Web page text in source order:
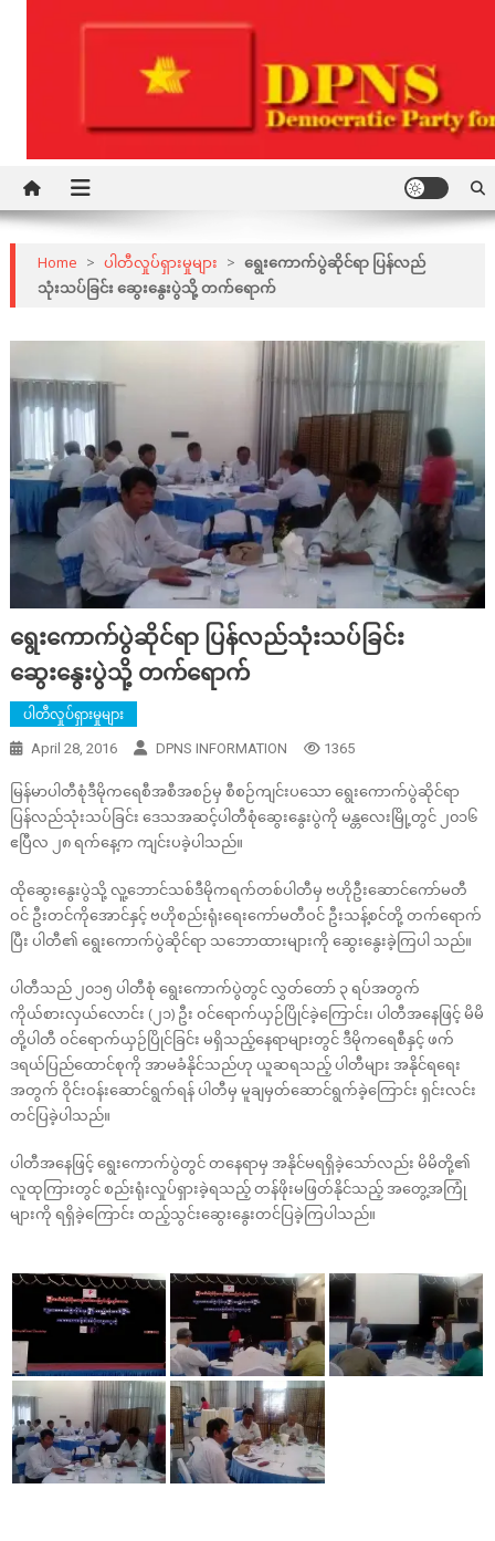
DPNS
Home > ပါတီလှုပ်ရှားမှုများ > ရွေးကောက်ပွဲဆိုင်ရာ ပြန်လည်
သုံးသပ်ခြင်း ဆွေးနွေးပွဲသို့ တက်ရောက်
ရွေးကောက်ပွဲဆိုင်ရာ ပြန်လည်သုံးသပ်ခြင်း
ဆွေးနွေးပွဲသို့ တက်ရောက်
ပါတီလှုပ်ရှားမှုများ
April 28, 2016 DPNS INFORMATION 1365
မြန်မာပါတီစုံဒီမိုကရေစီအစီအစဉ်မှ စီစဉ်ကျင်းပသော ရွေးကောက်ပွဲဆိုင်ရာ
ပြန်လည်သုံးသပ်ခြင်း ဒေသအဆင့်ပါတီစုံဆွေးနွေးပွဲကို မန္တလေးမြို့တွင် ၂၀၁၆
ဧပြီလ ၂၈ ရက်နေ့က ကျင်းပခဲ့ပါသည်။
ထိုဆွေးနွေးပွဲသို့ လူ့ဘောင်သစ်ဒီမိုကရက်တစ်ပါတီမှ ဗဟိုဦးဆောင်ကော်မတီ
ဝင် ဦးတင်ကိုအောင်နှင့် ဗဟိုစည်းရုံးရေးကော်မတီဝင် ဦးသန့်စင်တို့ တက်ရောက်
ပြီး ပါတီ၏ ရွေးကောက်ပွဲဆိုင်ရာ သဘောထားများကို ဆွေးနွေးခဲ့ကြပါ သည်။
ပါတီသည် ၂၀၁၅ ပါတီစုံ ရွေးကောက်ပွဲတွင် လွှတ်တော် ၃ ရပ်အတွက်
ကိုယ်စားလှယ်လောင်း (၂၁) ဦး ဝင်ရောက်ယှဉ်ပြိုင်ခဲ့ကြောင်း၊ ပါတီအနေဖြင့် မိမိ
တို့ပါတီ ဝင်ရောက်ယှဉ်ပြိုင်ခြင်း မရှိသည့်နေရာများတွင် ဒီမိုကရေစီနှင့် ဖက်
ဒရယ်ပြည်ထောင်စုကို အာမခံနိုင်သည်ဟု ယူဆရသည့် ပါတီများ အနိုင်ရရေး
အတွက် ဝိုင်းဝန်းဆောင်ရွက်ရန် ပါတီမှ မူချမှတ်ဆောင်ရွက်ခဲ့ကြောင်း ရှင်းလင်း
တင်ပြခဲ့ပါသည်။
ပါတီအနေဖြင့် ရွေးကောက်ပွဲတွင် တနေရာမှ အနိုင်မရရှိခဲ့သော်လည်း မိမိတို့၏
လူထုကြားတွင် စည်းရုံးလှုပ်ရှားခဲ့ရသည့် တန်ဖိုးမဖြတ်နိုင်သည့် အတွေ့အကြုံ
များကို ရရှိခဲ့ကြောင်း ထည့်သွင်းဆွေးနွေးတင်ပြခဲ့ကြပါသည်။